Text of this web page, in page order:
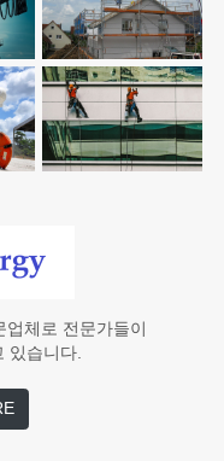
체로 전문가들이
있습니다.